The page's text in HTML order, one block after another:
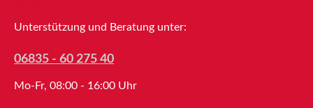
EigenschaftenTrägermaterialVliesKleb
zentGesamtdicke160µmLagerungbis
ungeöffneten Originalkartons bei
Unterstützung und Beratung unter:
06835 - 60 275 40
Mo-Fr, 08:00 - 16:00 Uhr